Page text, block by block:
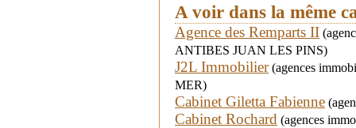
A voir dans la même
Agence des Remparts II
ANTIBES JUAN LES PINS)
J2L Immobilier(agences
MER)
Cabinet Giletta Fabienne
Cabinet Rochard (agences